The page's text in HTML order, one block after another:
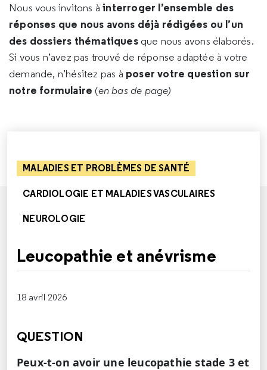
Nous vous invitons àinterroger l’ensemble des
réponses que nous avons déjà rédigées ou l’un
des dossiers thématiques que nous avons élaborés.
Si vous n’avez pas trouvé de réponse adaptée à votre
demande, n’hésitez pas à poser votre question sur
notre formulaire (en bas de page)
MALADIES ET PROBLÈMES DE SANTÉ
CARDIOLOGIE ET MALADIES VASCULAIRES
NEUROLOGIE
Leucopathie et anévrisme
18 avril 2026
QUESTION
Peux-t-on avoir une leucopathie stade 3 et